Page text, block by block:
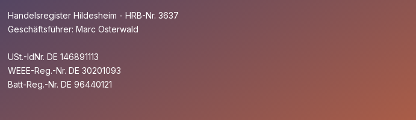
Handelsregister Hildesheim - HRB-Nr. 3637
Geschäftsführer: Marc Osterwald
USt.-IdNr. DE 146891113
WEEE-Reg.-Nr. DE 30201093
Batt-Reg.-Nr. DE 96440121